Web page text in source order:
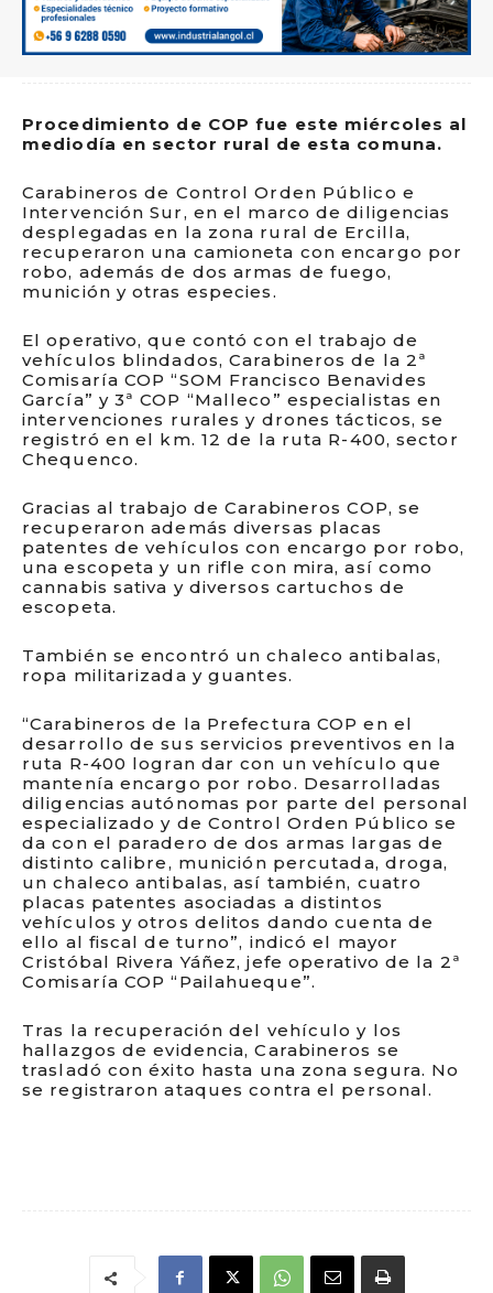
Procedimiento de COP fue este miércoles al
mediodía en sector rural de esta comuna.
Carabineros de Control Orden Público e
Intervención Sur, en el marco de diligencias
desplegadas en la zona rural de Ercilla,
recuperaron una camioneta con encargo por
robo, además de dos armas de fuego,
munición y otras especies.
El operativo, que contó con el trabajo de
vehículos blindados, Carabineros de la 2ª
Comisaría COP “SOM Francisco Benavides
García” y 3ª COP “Malleco” especialistas en
intervenciones rurales y drones tácticos, se
registró en el km. 12 de la ruta R-400, sector
Chequenco.
Gracias al trabajo de Carabineros COP, se
recuperaron además diversas placas
patentes de vehículos con encargo por robo,
una escopeta y un rifle con mira, así como
cannabis sativa y diversos cartuchos de
escopeta.
También se encontró un chaleco antibalas,
ropa militarizada y guantes.
“Carabineros de la Prefectura COP en el
desarrollo de sus servicios preventivos en la
ruta R-400 logran dar con un vehículo que
mantenía encargo por robo. Desarrolladas
diligencias autónomas por parte del personal
especializado y de Control Orden Público se
da con el paradero de dos armas largas de
distinto calibre, munición percutada, droga,
un chaleco antibalas, así también, cuatro
placas patentes asociadas a distintos
vehículos y otros delitos dando cuenta de
ello al fiscal de turno”, indicó el mayor
Cristóbal Rivera Yáñez, jefe operativo de la 2ª
Comisaría COP “Pailahueque”.
Tras la recuperación del vehículo y los
hallazgos de evidencia, Carabineros se
trasladó con éxito hasta una zona segura. No
se registraron ataques contra el personal.